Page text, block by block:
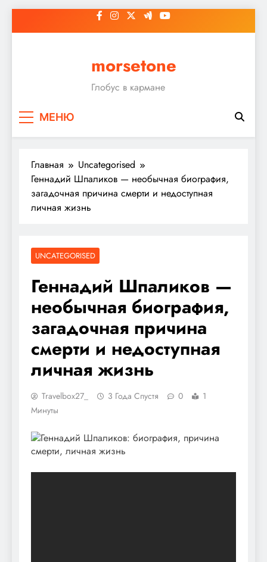
к
morsetone
Глобус в кармане
МЕНЮ
Главная
Uncategorised
Геннадий Шпаликов — необычная биография,
загадочная причина смерти и недоступная
личная жизнь
UNCATEGORISED
Геннадий Шпаликов —
необычная биография,
загадочная причина
смерти и недоступная
личная жизнь
Travelbox27_ 3 Года Спустя 0
1
Минуты